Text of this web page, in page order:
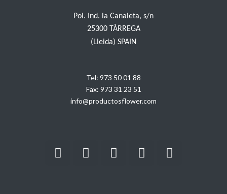
Pol. Ind. la Canaleta, s/n
25300 TÀRREGA
(Lleida) SPAIN
Tel: 973 50 01 88
Fax: 973 31 23 51
info@productosflower.com